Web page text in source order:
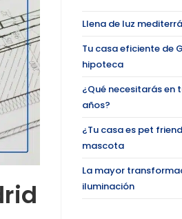
Llena de luz
Tu casa eficiente de
hipoteca
¿Qué necesitarás en
años?
¿Tu casa es pet
mascota
La mayor
iluminación